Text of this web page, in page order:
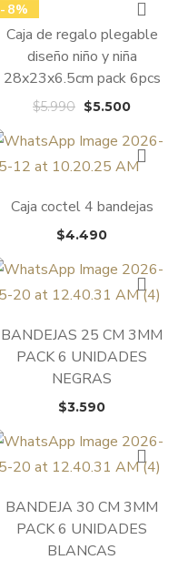
-8%
Caja de regalo plegable
diseño niño y niña
28x23x6.5cm pack 6pcs
$5.990 El
original
era:
$5.500El
actual
es:
Caja coctel 4 bandejas
$4.490
BANDEJAS 25 CM 3MM
PACK 6 UNIDADES
NEGRAS
$3.590
BANDEJA 30 CM 3MM
PACK 6 UNIDADES
BLANCAS